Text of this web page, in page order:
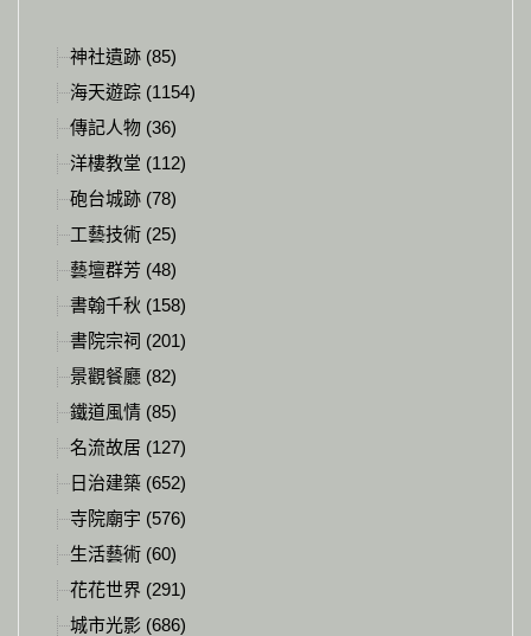
神社遺跡 (85)
海天遊踪 (1154)
傳記人物 (36)
洋樓教堂 (112)
砲台城跡 (78)
工藝技術 (25)
藝壇群芳 (48)
書翰千秋 (158)
書院宗祠 (201)
景觀餐廳 (82)
鐵道風情 (85)
名流故居 (127)
日治建築 (652)
寺院廟宇 (576)
生活藝術 (60)
花花世界 (291)
城市光影 (686)